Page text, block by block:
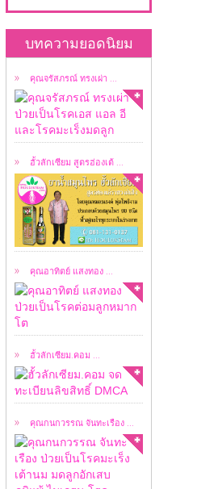
บทความยอดนิยม
คุณจรัสภรณ์ ทรงเผ่า ...
ป่วยเป็นโรคเอส แอล อี
ฮั้วลักเซียม สูตรฮ่องเต้ ...
เป็น ยาน้ำสมุนไพร
สูตรต้นตำรับฮ่องเต้ ...
คุณอาทิตย์ แสงทอง ...
อาทิตย์ แสงทอง ป่วย
เป็นโรคต่อมลูกหมาก
โต ...
ฮั้วลักเซียม.คอม ...
ลิขสิทธิ์ผมชื่อ ธนาวัชร์
ธนาชววัฒน์ ...
คุณกนกวรรณ จันทะเรือง ...
เคสผู้ป่วยวันนี้ ผมขอ
อนุญาตให้ชมคลิปการ
สัมภาษณ์ ...
เคสผู้ป่วยวันนี้ ผมขอ